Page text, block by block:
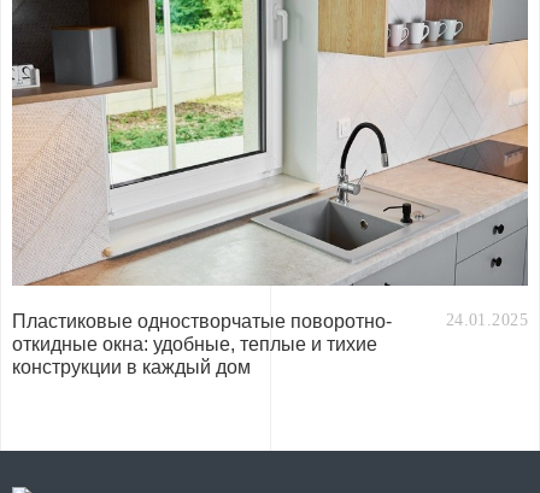
Пластиковые одностворчатые поворотно-
откидные окна: удобные, теплые и тихие
конструкции в каждый дом
24.01.2025